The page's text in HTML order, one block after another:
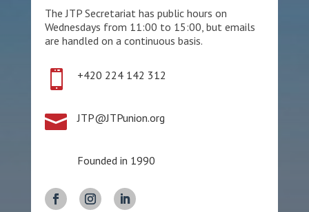
The JTP Secretariat has public hours on
Wednesdays from 11:00 to 15:00, but emails
are handled on a continuous basis.
 +420 224 142 312
 JTP@JTPunion.org
Founded in 1990